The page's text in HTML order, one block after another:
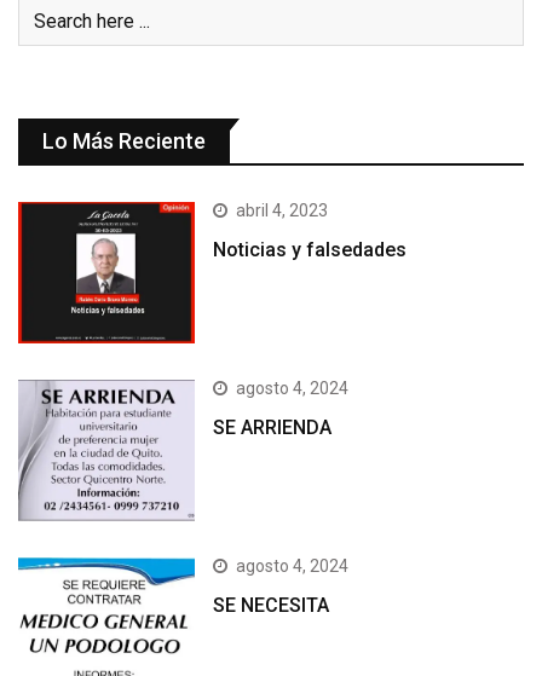
Lo Más Reciente
abril 4, 2023
Noticias y falsedades
agosto 4, 2024
SE ARRIENDA
agosto 4, 2024
SE NECESITA